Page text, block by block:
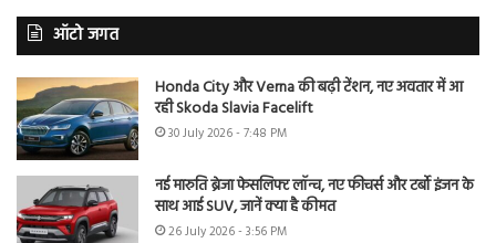
ऑटो जगत
Honda City और Verna की बढ़ी टेंशन, नए अवतार में आ
रही Skoda Slavia Facelift
30 July 2026 - 7:48 PM
नई मारुति ब्रेजा फेसलिफ्ट लॉन्च, नए फीचर्स और टर्बो इंजन के
साथ आई SUV, जानें क्या है कीमत
26 July 2026 - 3:56 PM